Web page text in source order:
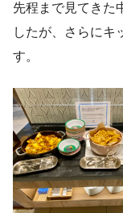
先程まで見てきた
したが、さらにキ
す。